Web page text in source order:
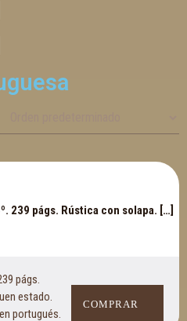
239 págs. Rústica con solapa. […]
págs.
estado.
portugués.
COMPRAR